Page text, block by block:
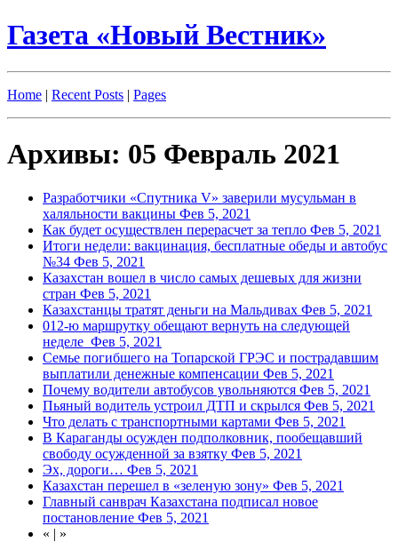
Газета «Новый Вестник»
Home | Recent Posts | Pages
Архивы: 05 Февраль 2021
Разработчики «Спутника V» заверили мусульман в
халяльности вакцины Фев 5, 2021
Как будет осуществлен перерасчет за тепло Фев 5, 2021
Итоги недели: вакцинация, бесплатные обеды и автобус
№34 Фев 5, 2021
Казахстан вошел в число самых дешевых для жизни
стран Фев 5, 2021
Казахстанцы тратят деньги на Мальдивах Фев 5, 2021
012-ю маршрутку обещают вернуть на следующей
неделе Фев 5, 2021
Семье погибшего на Топарской ГРЭС и пострадавшим
выплатили денежные компенсации Фев 5, 2021
Почему водители автобусов увольняются Фев 5, 2021
Пьяный водитель устроил ДТП и скрылся Фев 5, 2021
Что делать с транспортными картами Фев 5, 2021
В Караганды осужден подполковник, пообещавший
свободу осужденной за взятку Фев 5, 2021
Эх, дороги… Фев 5, 2021
Казахстан перешел в «зеленую зону» Фев 5, 2021
Главный санврач Казахстана подписал новое
постановление Фев 5, 2021
« | »